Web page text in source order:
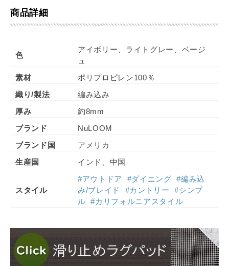
商品詳細
色
アイボリー、ライトグレー、ベージ
ュ
素材
ポリプロピレン100％
織り/製法
編み込み
厚み
約8mm
ブランド
NuLOOM
ブランド国
アメリカ
生産国
インド、中国
スタイル
#アウトドア #ダイニング
#編み込
み/ブレイド
#カントリー
#シンプ
ル
#カリフォルニアスタイル